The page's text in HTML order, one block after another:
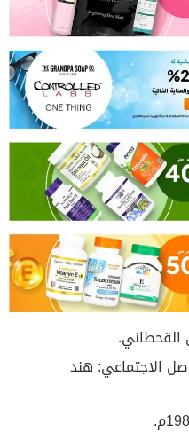
القحطاني.
الاجتماعي: هند